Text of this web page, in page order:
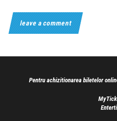
Pentru achizitionarea biletelor